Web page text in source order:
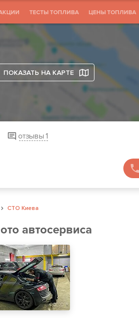
ТЕСТЫ ТОПЛИВА ЦЕНЫ ТОПЛИВА
ПОКАЗАТЬ НА КАРТЕ
отзывы 1
СТО Киева
автосервиса